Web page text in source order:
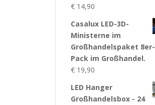
€ 14,90
Casalux LED-3D-
Ministerne im
Großhandelspaket 8er-
Pack im Großhandel.
€ 19,90
LED Hanger
Großhandelsbox - 24